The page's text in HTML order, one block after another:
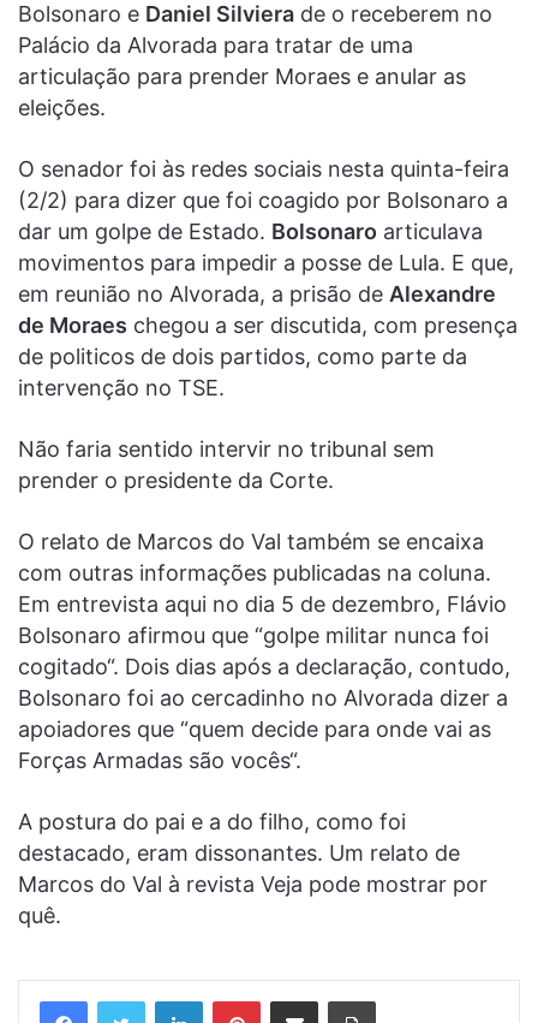
Bolsonaro e Daniel Silviera de o receberem no
Palácio da Alvorada para tratar de uma
articulação para prender Moraes e anular as
eleições.
O senador foi às redes sociais nesta quinta-feira
(2/2) para dizer que foi coagido por Bolsonaro a
dar um golpe de Estado. Bolsonaro articulava
movimentos para impedir a posse de Lula. E que,
em reunião no Alvorada, a prisão de Alexandre
de Moraes chegou a ser discutida, com presença
de politicos de dois partidos, como parte da
intervenção no TSE.
Não faria sentido intervir no tribunal sem
prender o presidente da Corte.
O relato de Marcos do Val também se encaixa
com outras informações publicadas na coluna.
Em entrevista aqui no dia 5 de dezembro, Flávio
Bolsonaro afirmou que “golpe militar nunca foi
cogitado“. Dois dias após a declaração, contudo,
Bolsonaro foi ao cercadinho no Alvorada dizer a
apoiadores que “quem decide para onde vai as
Forças Armadas são vocês“.
A postura do pai e a do filho, como foi
destacado, eram dissonantes. Um relato de
Marcos do Val à revista Veja pode mostrar por
quê.
LinkedinPinterestCompartilhar via e-mail Imprimir